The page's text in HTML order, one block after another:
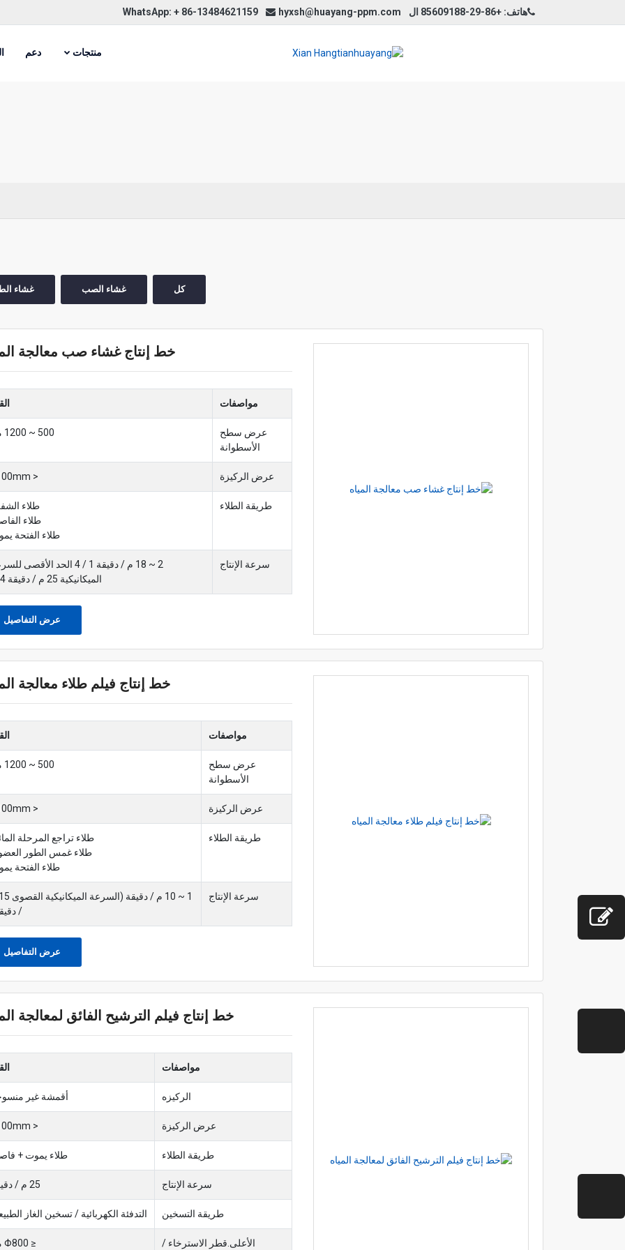
هاتف: +86-29-85609188 ال WhatsApp: + 86-13484621159 hyxsh@huayang-ppm.com
منتجات دعم
كل غشاء الصب غشاء
خط إنتاج غشاء صب معالجة
مواصفات
عرض سطح
الأسطوانة
500 ~ 1200 مم
عرض الركيزة < 1100mm
طريقة الطلاء
طلاء
طلاء
طلاء الفتحة
سرعة الإنتاج
2 ~ 18 م / دقيقة 1 / 4 الحد الأقصى
الميكانيكية 25 م / دقيقة 1/4
عرض التفاصيل
خط إنتاج فيلم طلاء معالجة
مواصفات
عرض سطح
الأسطوانة
500 ~ 1200 مم
عرض الركيزة < 1100mm
طريقة الطلاء
طلاء تراجع المرحلة
طلاء غمس الطور
طلاء الفتحة
سرعة الإنتاج
/
عرض التفاصيل
خط إنتاج فيلم الترشيح الفائق لمعالجة
مواصفات
الركيزه أقمشة غير
عرض الركيزة < 1100mm
طريقة الطلاء طلاء يموت +
سرعة الإنتاج 25 م / دقيقة
طريقة التسخين التدفئة الكهربائية / تسخين الغاز
الأعلى.قطر الاسترخاء /
≤ Φ800 مم